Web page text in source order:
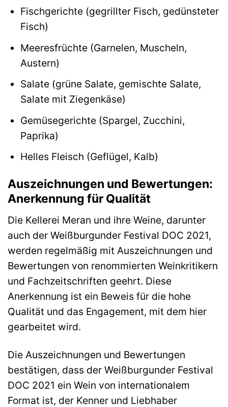
Fischgerichte (gegrillter Fisch, gedünsteter
Fisch)
Meeresfrüchte (Garnelen, Muscheln,
Austern)
Salate (grüne Salate, gemischte Salate,
Salate mit Ziegenkäse)
Gemüsegerichte (Spargel, Zucchini,
Paprika)
Helles Fleisch (Geflügel, Kalb)
Auszeichnungen und Bewertungen:
Anerkennung für Qualität
Die Kellerei Meran und ihre Weine, darunter
auch der Weißburgunder Festival DOC 2021,
werden regelmäßig mit Auszeichnungen und
Bewertungen von renommierten Weinkritikern
und Fachzeitschriften geehrt. Diese
Anerkennung ist ein Beweis für die hohe
Qualität und das Engagement, mit dem hier
gearbeitet wird.
Die Auszeichnungen und Bewertungen
bestätigen, dass der Weißburgunder Festival
DOC 2021 ein Wein von internationalem
Format ist, der Kenner und Liebhaber